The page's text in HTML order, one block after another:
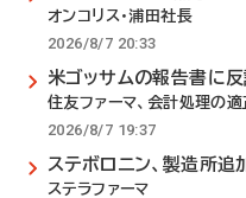
オンコリス・浦田社長
2026/8/7 20:33
米ゴッサムの報告書に
住友ファーマ、会計処理の
2026/8/7 19:37
ステボロニン、製造所追
ステラファーマ